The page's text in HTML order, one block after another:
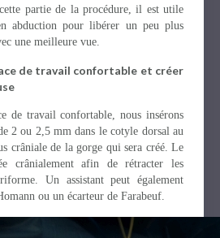
partie de la procédure, il est utile
abduction pour libérer un peu plus
une meilleure vue.
de travail confortable et créer
de travail confortable, nous insérons
2 ou 2,5 mm dans le cotyle dorsal au
crâniale de la gorge qui sera créé. Le
crânialement afin de rétracter les
Un assistant peut également
ou un écarteur de Farabeuf.